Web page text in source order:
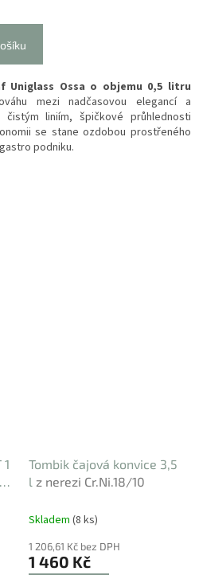
Uniglass Ossa o objemu 0,5 litru
mezi nadčasovou elegancí a
čistým liniím, špičkové průhlednosti
se stane ozdobou prostřeného
podniku.
Tombik čajová konvice 3,5
l z nerezi Cr.Ni.18/10
Skladem (8 ks)
1 206,61 Kč bez DPH
1 460 Kč